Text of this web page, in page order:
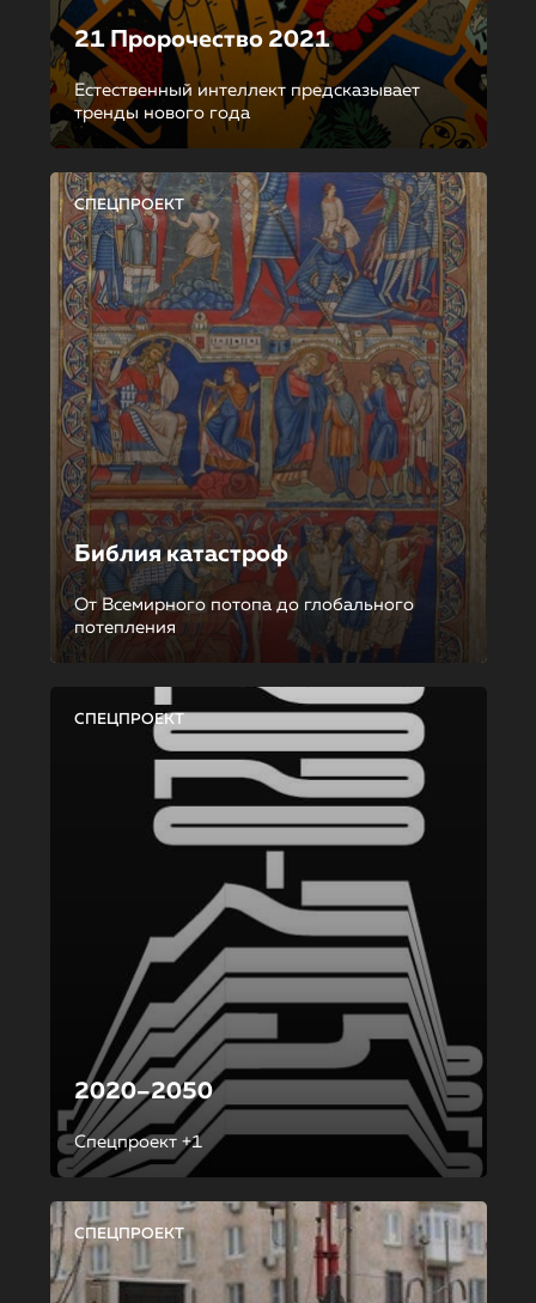
21 Пророчество 2021
Естественный интеллект предсказывает
тренды нового года
СПЕЦПРОЕКТ
Библия катастроф
От Всемирного потопа до глобального
потепления
СПЕЦПРОЕКТ
2020–2050
Спецпроект +1
СПЕЦПРОЕКТ